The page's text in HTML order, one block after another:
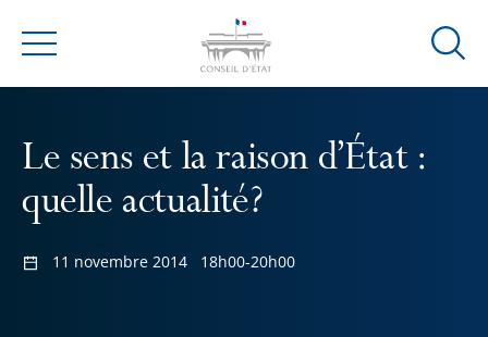
Menu
Ouvrir
Le sens et la raison d’État :
quelle actualité?
11 novembre 2014 18h00-20h00